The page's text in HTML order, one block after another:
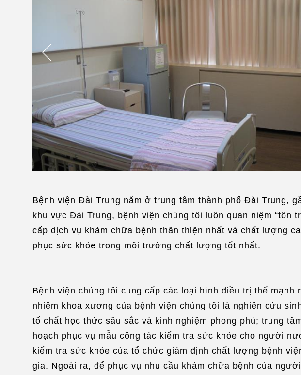
Bệnh viện Đài Trung nằm ở trung tâm thành phố Đài Trung,
khu vực Đài Trung, bệnh viện chúng tôi luôn quan niệm “tôn
cấp dịch vụ khám chữa bệnh thân thiện nhất và chất lượng
phục sức khỏe trong môi trường chất lượng tốt nhất.
Bệnh viện chúng tôi cung cấp các loại hình điều trị thế
nhiệm khoa xương của bệnh viện chúng tôi là nghiên cứu
tố chất học thức sâu sắc và kinh nghiệm phong phú; trung
hoạch phục vụ mẫu công tác kiểm tra sức khỏe cho người
kiểm tra sức khỏe của tổ chức giám định chất lượng bệnh
gia. Ngoài ra, để phục vụ nhu cầu khám chữa bệnh của